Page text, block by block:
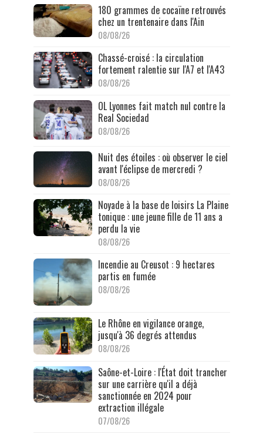
180 grammes de cocaïne retrouvés
chez un trentenaire dans l'Ain
08/08/26
Chassé-croisé : la circulation
fortement ralentie sur l'A7 et l'A43
08/08/26
OL Lyonnes fait match nul contre la
Real Sociedad
08/08/26
Nuit des étoiles : où observer le ciel
avant l'éclipse de mercredi ?
08/08/26
Noyade à la base de loisirs La Plaine
tonique : une jeune fille de 11 ans a
perdu la vie
08/08/26
Incendie au Creusot : 9 hectares
partis en fumée
08/08/26
Le Rhône en vigilance orange,
jusqu'à 36 degrés attendus
08/08/26
Saône-et-Loire : l'État doit trancher
sur une carrière qu'il a déjà
sanctionnée en 2024 pour
extraction illégale
07/08/26